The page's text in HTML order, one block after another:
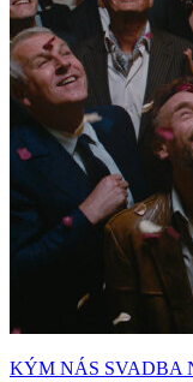
KÝM NÁS SVADBA